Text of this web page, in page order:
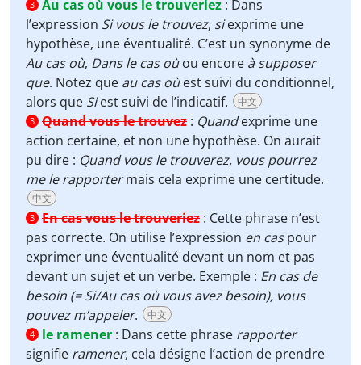
3 Au cas où vous le trouveriez : Dans
l’expression Si vous le trouvez, siexprime une
hypothèse, une éventualité. C’est un synonyme de
Au cas où, Dans le cas oùou encore à supposer
que. Notez que au cas oùest suivi du conditionnel,
alors que Siest suivi de l’indicatif. 中文
3 Quand vous le trouvez : Quandexprime une
action certaine, et non une hypothèse. On aurait
pu dire : Quand vous le trouverez, vous pourrez
me le rapportermais cela exprime une certitude.
中文
3 En cas vous le trouveriez : Cette phrase n’est
pas correcte. On utilise l’expression en caspour
exprimer une éventualité devant un nom et pas
devant un sujet et un verbe. Exemple : En cas de
besoin (= Si/Au cas où vous avez besoin), vous
pouvez m’appeler. 中文
4 le ramener : Dans cette phrase rapporter
signifie ramener, cela désigne l’action de prendre